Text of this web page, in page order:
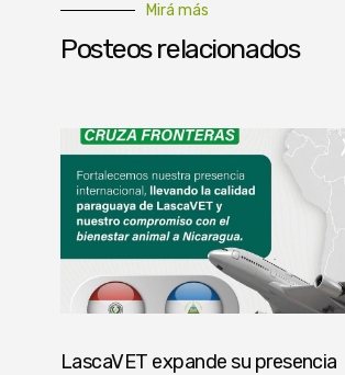
Mirá más
Posteos relacionados
LascaVET expande su presencia